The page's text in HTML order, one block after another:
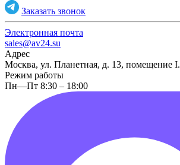
Заказать звонок
Электронная почта
sales@av24.su
Адрес
Москва, ул. Планетная, д. 13, помещение I.
Режим работы
Пн—Пт 8:30 – 18:00